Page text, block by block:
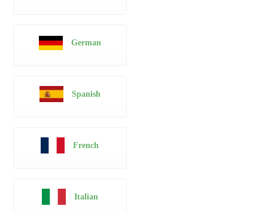
German
Spanish
French
Italian